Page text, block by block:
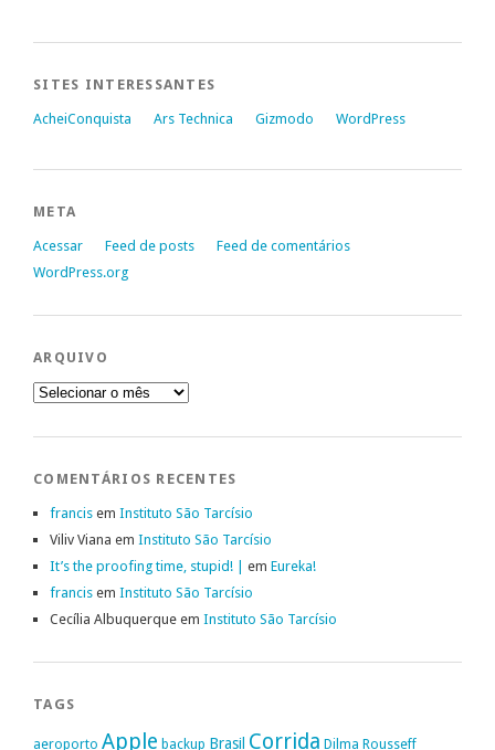
SITES INTERESSANTES
AcheiConquista Ars Technica Gizmodo WordPress
META
Acessar Feed de posts
Feed de comentários
WordPress.org
ARQUIVO
Arquivo
COMENTÁRIOS RECENTES
francis em Instituto São Tarcísio
Viliv Viana em Instituto São Tarcísio
It’s the proofing time, stupid! | em Eureka!
francis em Instituto São Tarcísio
Cecília Albuquerque em Instituto São Tarcísio
TAGS
aeroporto Apple backup Brasil Corrida Dilma Rousseff